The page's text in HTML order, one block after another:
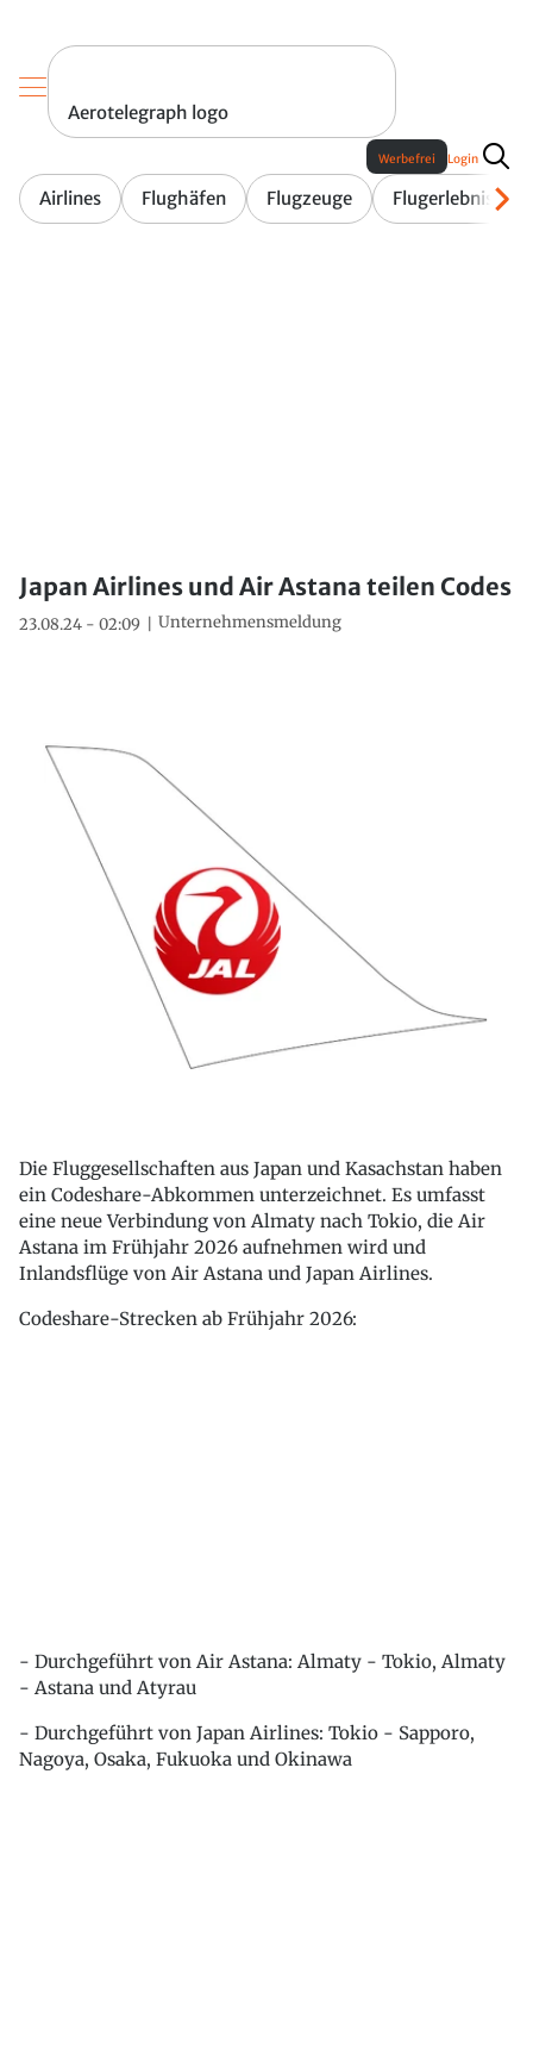
Aerotelegraph logo
Airlines Flughäfen Flugzeuge Flugerlebnis
Werbefrei Login
Japan Airlines und Air Astana teilen Codes
23.08.24 - 02:09 Unternehmensmeldung
Die Fluggesellschaften aus Japan und Kasachstan haben
ein Codeshare-Abkommen unterzeichnet. Es umfasst
eine neue Verbindung von Almaty nach Tokio, die Air
Astana im Frühjahr 2026 aufnehmen wird und
Inlandsflüge von Air Astana und Japan Airlines.
Codeshare-Strecken ab Frühjahr 2026:
- Durchgeführt von Air Astana: Almaty - Tokio, Almaty
- Astana und Atyrau
- Durchgeführt von Japan Airlines: Tokio - Sapporo,
Nagoya, Osaka, Fukuoka und Okinawa